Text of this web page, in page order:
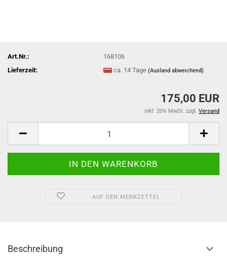
Art.Nr.:
168106
Lieferzeit:
ca. 14 Tage(Ausland abweichend)
175,00 EUR
inkl. 20% MwSt. zzgl. Versand
AUF DEN MERKZETTEL
Beschreibung